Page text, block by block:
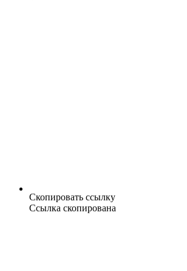
Скопировать ссылку
Ссылка скопирована